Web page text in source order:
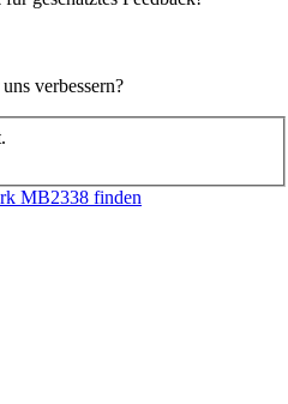
verbessern?
MB2338 finden